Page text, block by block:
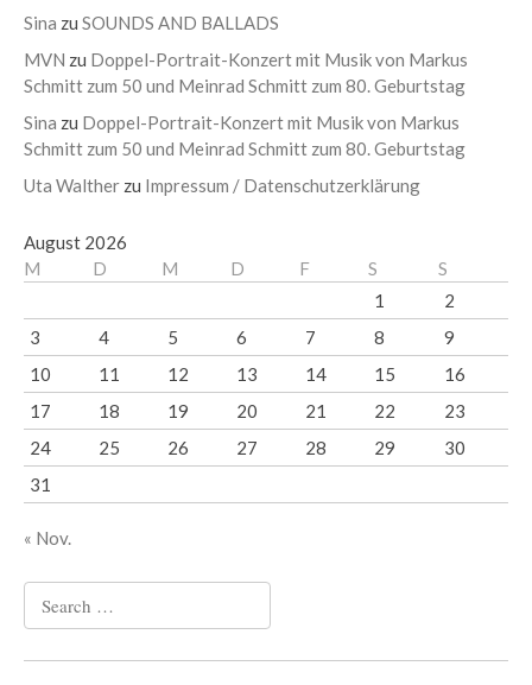
Sina zu SOUNDS AND BALLADS
MVN zu Doppel-Portrait-Konzert mit Musik von Markus
Schmitt zum 50 und Meinrad Schmitt zum 80. Geburtstag
Sina zu Doppel-Portrait-Konzert mit Musik von Markus
Schmitt zum 50 und Meinrad Schmitt zum 80. Geburtstag
Uta Walther zu Impressum / Datenschutzerklärung
August 2026
M
D M D F S
S
1
2
3
4 5 6 7 8
9
10
11 12 13 14 15
16
17
18 19 20 21 22
23
24
25 26 27 28 29
30
31
« Nov.
for: